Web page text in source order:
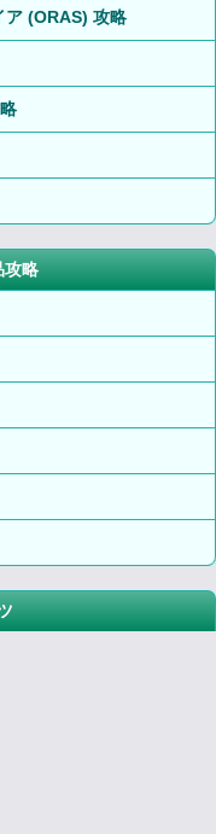
ア (ORAS) 攻略
攻略